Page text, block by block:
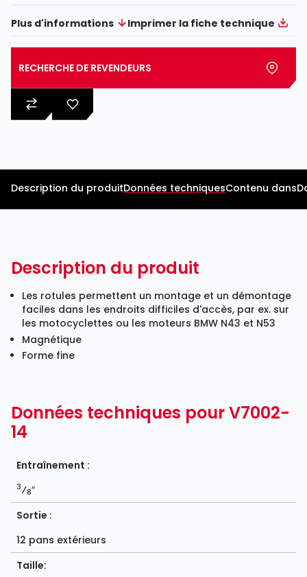
Plus d'informations Imprimer la fiche technique
RECHERCHE DE REVENDEURS
Description du produitDonnées techniquesContenu dans
Description du produit
Les rotules permettent un montage et un démontage
faciles dans les endroits difficiles d'accès, par ex. sur
les motocyclettes ou les moteurs BMW N43 et N53
Magnétique
Forme fine
Données techniques pour V7002-
14
Entraînement :
3⁄8″
Sortie :
12 pans extérieurs
Taille: